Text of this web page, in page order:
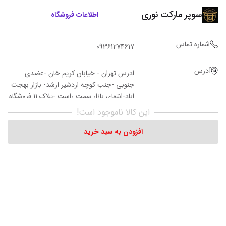
این کالا ناموجود است!
افزودن به سبد خرید
سوپر مارکت نوری اطلاعات فروشگاه
شماره تماس 09361274617
آدرس
ادرس تهران - خیابان کریم خان -عضدی
جنوبی -جنب کوچه اردشیر ارشد- بازار بهجت
اباد-انتهای بازار سمت راست -پلاک 11 فروشگاه‌
نوری